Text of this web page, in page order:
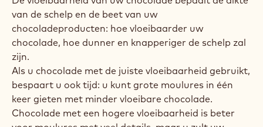
V
i
d
e
:
Het temperen van chocolade met
Callets™
van
chocolade
met
Callets™
De strooimethode is chocolade tempereren door
kleine hoeveelheden ongesmolten Callets™ toe te
voegen aan gesmolten chocolade. Dat is snel,
eenvoudig en ongelooflijk doeltreffend.
GOED OM TE WETEN